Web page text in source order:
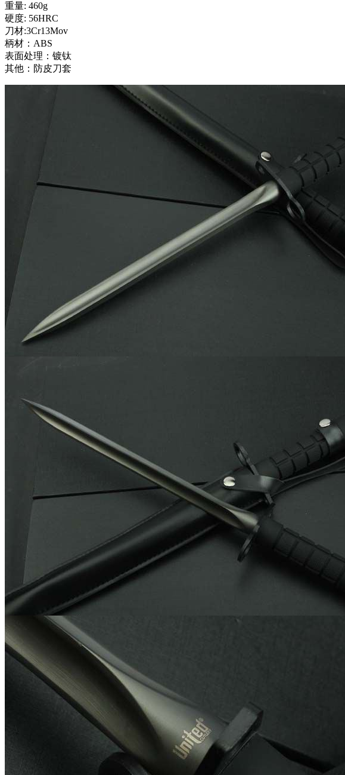
重量: 460g
硬度: 56HRC
刀材:3Cr13Mov
柄材：ABS
表面处理：镀钛
其他：防皮刀套